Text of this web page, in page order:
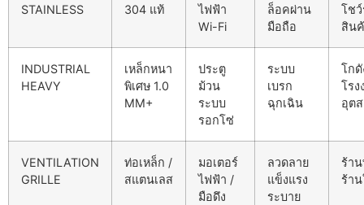
STAINLESS
304 แท้
ไฟฟ้า
Wi-Fi
ล็อคผ่าน
มือถือ
โช
สิน
INDUSTRIAL
HEAVY
เหล็กหนา
พิเศษ 1.0
MM+
ประตู
ม้วน
ระบบ
รอกโซ่
ระบบ
เบรก
ฉุกเฉิน
โกดั
โรง
อุต
VENTILATION
GRILLE
ท่อเหล็ก /
สแตนเลส
มอเตอร์
ไฟฟ้า /
มือดึง
ลวดลาย
แข็งแรง
ระบาย
ร้า
ร้า